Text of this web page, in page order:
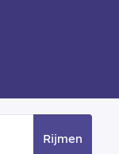
Rijmen